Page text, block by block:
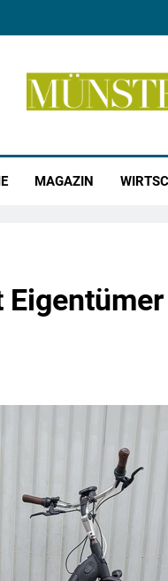
MAGAZIN